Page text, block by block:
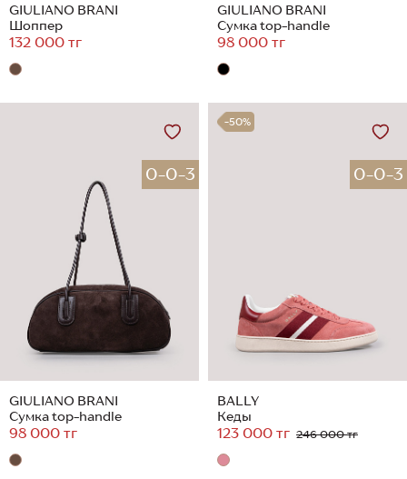
GIULIANO BRANI
Шоппер
132 000 тг
GIULIANO BRANI
Сумка top-handle
98 000 тг
0-0-3
GIULIANO BRANI
Сумка top-handle
98 000 тг
-50%
0-0-3
BALLY
Кеды
123 000 тг 246 000 тг